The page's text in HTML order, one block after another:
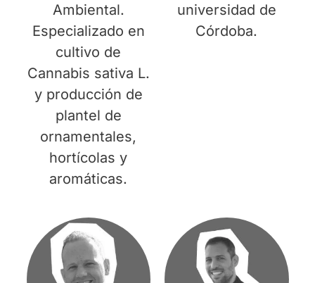
Ambiental.
Especializado en
cultivo de
Cannabis sativa L.
y producción de
plantel de
ornamentales,
hortícolas y
aromáticas.
universidad de
Córdoba.